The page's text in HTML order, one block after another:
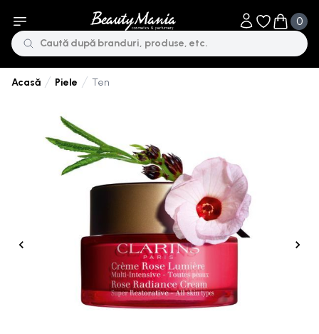
Obiecte în
0
Obiecte
Acasă Piele Ten